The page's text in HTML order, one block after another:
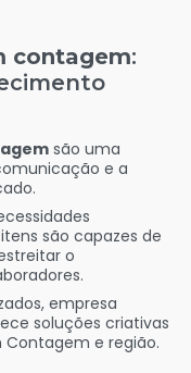
contagem:
são uma
e a
são capazes de
o
empresa
soluções criativas
Contagem e região.